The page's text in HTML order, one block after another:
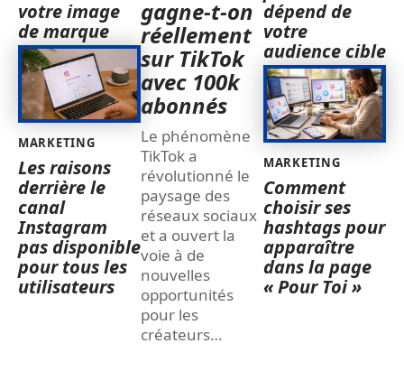
votre image
de marque
MARKETING
Les raisons
derrière le
canal
Instagram
pas disponible
pour tous les
utilisateurs
gagne-t-on
réellement
sur TikTok
avec 100k
abonnés
Le phénomène
TikTok a
révolutionné le
paysage des
réseaux sociaux
et a ouvert la
voie à de
nouvelles
opportunités
pour les
créateurs…
dépend de
votre
audience cible
MARKETING
Comment
choisir ses
hashtags pour
apparaître
dans la page
« Pour Toi »